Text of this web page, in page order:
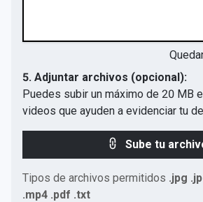
5. Adjuntar archivos (opcional):
Puedes subir un máximo de 20 MB
videos que ayuden a evidenciar tu
Sube tu
Tipos de archivos permitidos .jpg
.mp4 .pdf .txt